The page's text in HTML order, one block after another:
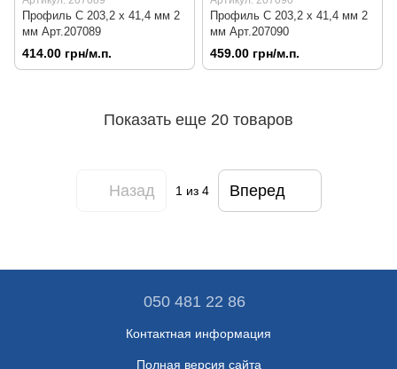
Профиль C 203,2 х 41,4 мм 2
мм Арт.207089
414.00 грн/м.п.
Профиль C 203,2 х 41,4 мм 2
мм Арт.207090
459.00 грн/м.п.
Показать еще 20 товаров
Назад 1из 4 Вперед
050 481 22 86
Контактная информация
Полная версия сайта